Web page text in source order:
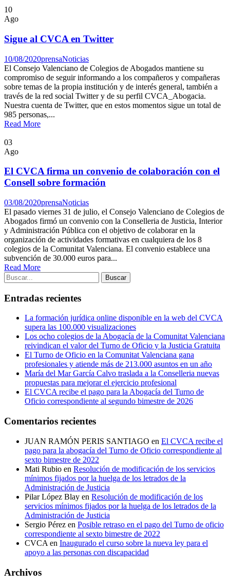
10
Ago
Sigue al CVCA en Twitter
10/08/2020prensaNoticias
El Consejo Valenciano de Colegios de Abogados mantiene su
compromiso de seguir informando a los compañeros y compañeras
sobre temas de la propia institución y de interés general, también a
través de la red social Twitter y de su perfil CVCA_Abogacia.
Nuestra cuenta de Twitter, que en estos momentos sigue un total de
985 personas,...
Read More
03
Ago
El CVCA firma un convenio de colaboración con el
Consell sobre formación
03/08/2020prensaNoticias
El pasado viernes 31 de julio, el Consejo Valenciano de Colegios de
Abogados firmó un convenio con la Conselleria de Justicia, Interior
y Administración Pública con el objetivo de colaborar en la
organización de actividades formativas en cualquiera de los 8
colegios de la Comunitat Valenciana. El convenio establece una
subvención de 30.000 euros para...
Read More
Entradas recientes
La formación jurídica online disponible en la web del CVCA
supera las 100.000 visualizaciones
Los ocho colegios de la Abogacía de la Comunitat Valenciana
reivindican el valor del Turno de Oficio y la Justicia Gratuita
El Turno de Oficio en la Comunitat Valenciana gana
profesionales y atiende más de 213.000 asuntos en un año
María del Mar García Calvo traslada a la Conselleria nuevas
propuestas para mejorar el ejercicio profesional
El CVCA recibe el pago para la Abogacía del Turno de
Oficio correspondiente al segundo bimestre de 2026
Comentarios recientes
JUAN RAMÓN PERIS SANTIAGO en El CVCA recibe el
pago para la abogacía del Turno de Oficio correspondiente al
sexto bimestre de 2022
Mati Rubio en Resolución de modificación de los servicios
mínimos fijados por la huelga de los letrados de la
Administración de Justicia
Pilar López Blay en Resolución de modificación de los
servicios mínimos fijados por la huelga de los letrados de la
Administración de Justicia
Sergio Pérez en Posible retraso en el pago del Turno de oficio
correspondiente al sexto bimestre de 2022
CVCA en Inaugurado el curso sobre la nueva ley para el
apoyo a las personas con discapacidad
Archivos